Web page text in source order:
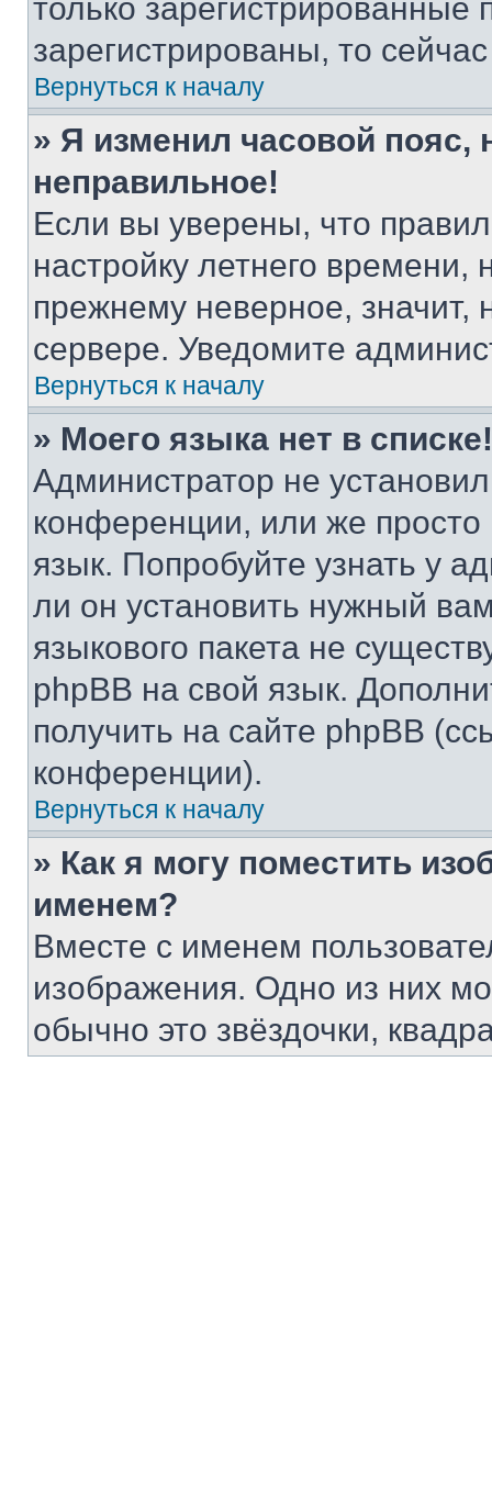
только
зарегистрированы, то
Вернуться к началу
» Я изменил часовой пояс,
неправильное!
Если вы уверены, что
настройку летнего
прежнему неверное, значит,
сервере. Уведомите
Вернуться к началу
» Моего языка нет в списке!
Администратор не
конференции, или же
язык. Попробуйте узнать у
ли он установить нужный
языкового пакета не
phpBB на свой язык.
получить на сайте phpBB
конференции).
Вернуться к началу
» Как я могу поместить
именем?
Вместе с именем
изображения. Одно из них
обычно это звёздочки,